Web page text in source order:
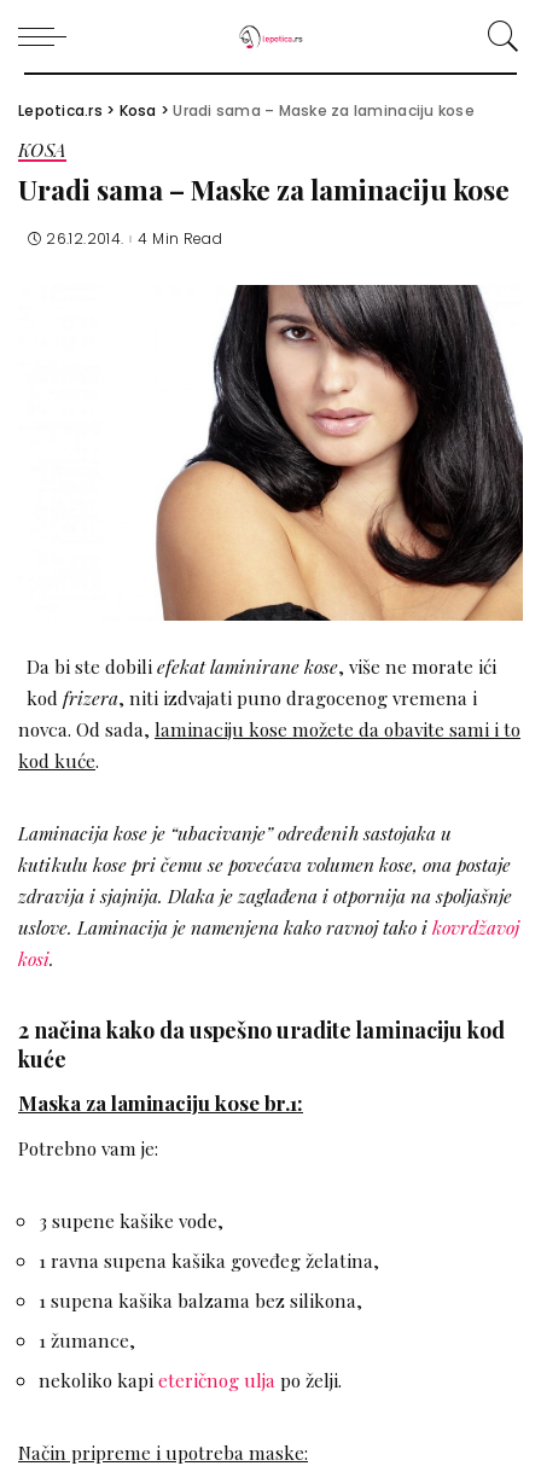
Lepotica.rs > Kosa >Uradi sama – Maske za laminaciju kose
KOSA
Uradi sama – Maske za laminaciju kose
26.12.2014. 4 Min Read
Da bi ste dobiliefekat laminirane kose, više ne morate ići
kod frizera, niti izdvajati puno dragocenog vremena i
novca. Od sada, laminaciju kose možete da obavite sami i to
kod kuće.
Laminacija kose je “ubacivanje” određenih sastojaka u
kutikulu kose pri čemu se povećava volumen kose, ona postaje
zdravija i sjajnija. Dlaka je zaglađena i otpornija na spoljašnje
uslove. Laminacija je namenjena kako ravnoj tako ikovrdžavoj
kosi.
2 načina kako da uspešno uradite laminaciju kod
kuće
Maska za laminaciju kose br.1:
Potrebno vam je:
3 supene kašike vode,
1 ravna supena kašika goveđeg želatina,
1 supena kašika balzama bez silikona,
1 žumance,
nekoliko kapieteričnog ulja po želji.
Način pripreme i upotreba maske: